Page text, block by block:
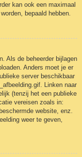
kan ook een maximaal
bepaald hebben.
Als de beheerder bijlagen
Anders moet je er
server beschikbaar
Linken naar
(tenzij het een publieke
vereisen zoals in:
website, enz.
weer te geven,